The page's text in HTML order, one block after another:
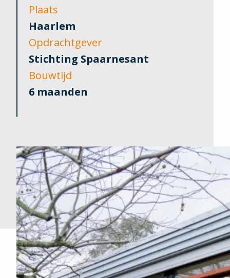
Plaats
Haarlem
Opdrachtgever
Stichting Spaarnesant
Bouwtijd
6 maanden